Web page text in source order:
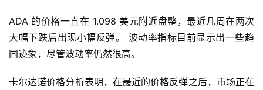
ADA 的价格一直在 1.098 美元附近盘整，最近几周在两次
大幅下跌后出现小幅反弹。 波动率指标目前显示出一些趋
同迹象，尽管波动率仍然很高。
卡尔达诺价格分析表明，在最近的价格反弹之后，市场正在